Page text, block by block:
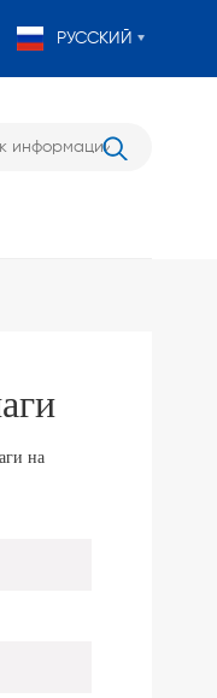
РУССКИЙ
на